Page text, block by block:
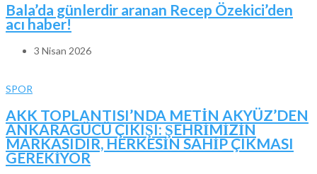
Bala’da günlerdir aranan Recep Özekici’den
acı haber!
3 Nisan 2026
SPOR
AKK TOPLANTISI’NDA METİN AKYÜZ’DEN
ANKARAGÜCÜ ÇIKIŞI: ŞEHRİMİZİN
MARKASIDIR, HERKESİN SAHİP ÇIKMASI
GEREKİYOR